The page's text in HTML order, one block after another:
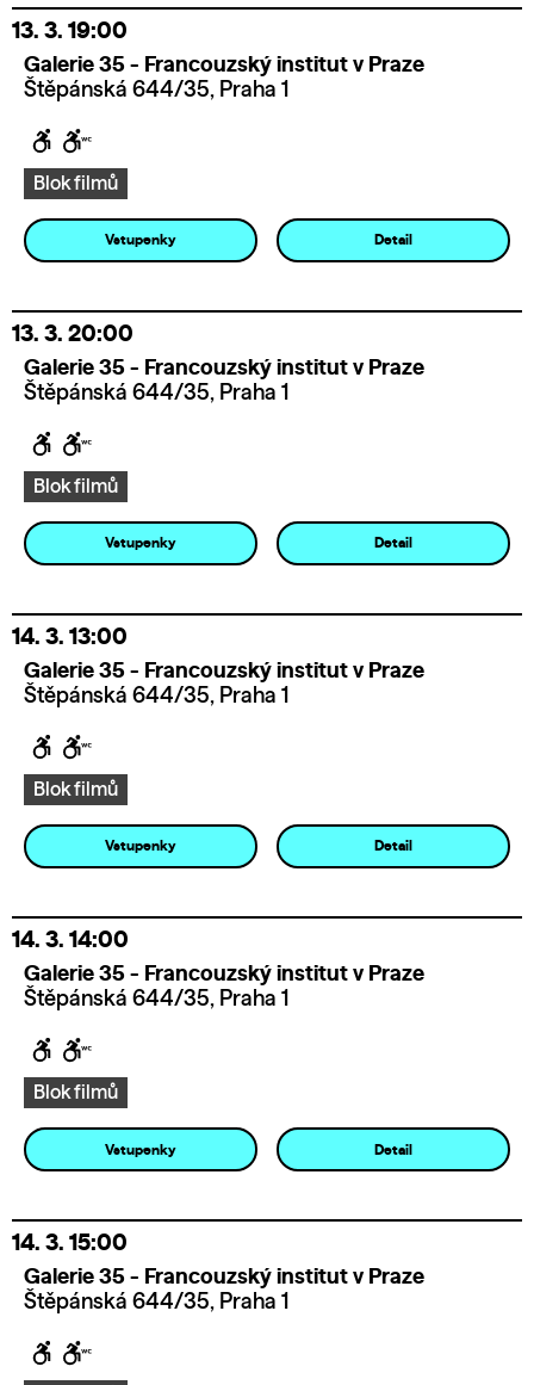
13. 3. 19:00
Galerie 35 - Francouzský institut v Praze
Štěpánská 644/35, Praha 1
Blok filmů
Vstupenky Detail
13. 3. 20:00
Galerie 35 - Francouzský institut v Praze
Štěpánská 644/35, Praha 1
Blok filmů
Vstupenky Detail
14. 3. 13:00
Galerie 35 - Francouzský institut v Praze
Štěpánská 644/35, Praha 1
Blok filmů
Vstupenky Detail
14. 3. 14:00
Galerie 35 - Francouzský institut v Praze
Štěpánská 644/35, Praha 1
Blok filmů
Vstupenky Detail
14. 3. 15:00
Galerie 35 - Francouzský institut v Praze
Štěpánská 644/35, Praha 1